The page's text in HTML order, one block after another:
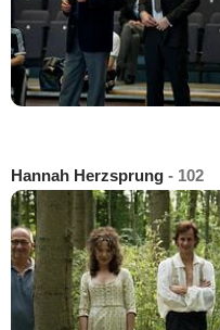
Hannah Herzsprung - 102